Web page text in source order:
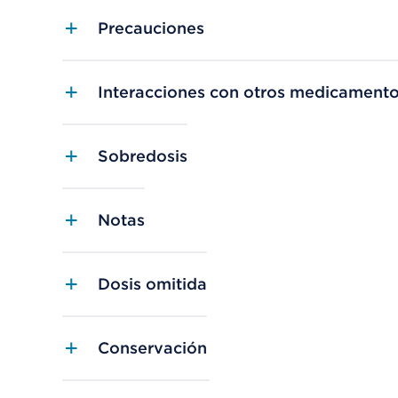
Precauciones
Interacciones con otros
Sobredosis
Notas
Dosis omitida
Conservación